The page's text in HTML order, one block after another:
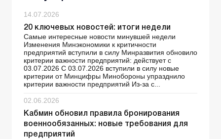
14.07.2026
20 ключевых новостей: итоги недели
Самые интересные новости минувшей недели
Изменения Минэкономики к критичности
предприятий вступили в силу Минразвития обновило
критерии важности предприятий: действует с
03.07.2026 С 03.07.2026 вступили в силу новые
критерии от Минцифры Минобороны упразднило
критерии важности предприятий Из-за с...
02.06.2026
Кабмин обновил правила бронирования
военнообязанных: новые требования для
предприятий